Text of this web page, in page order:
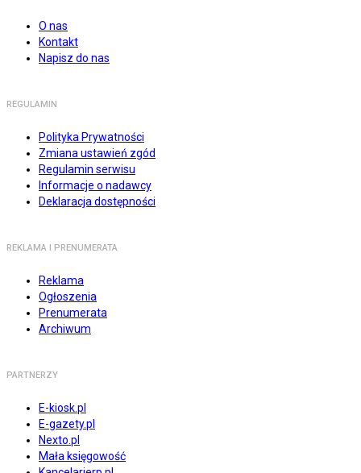
O nas
Kontakt
Napisz do nas
REGULAMIN
Polityka Prywatności
Zmiana ustawień zgód
Regulamin serwisu
Informacje o nadawcy
Deklaracja dostępności
REKLAMA I PRENUMERATA
Reklama
Ogłoszenia
Prenumerata
Archiwum
PARTNERZY
E-kiosk.pl
E-gazety.pl
Nexto.pl
Mała księgowość